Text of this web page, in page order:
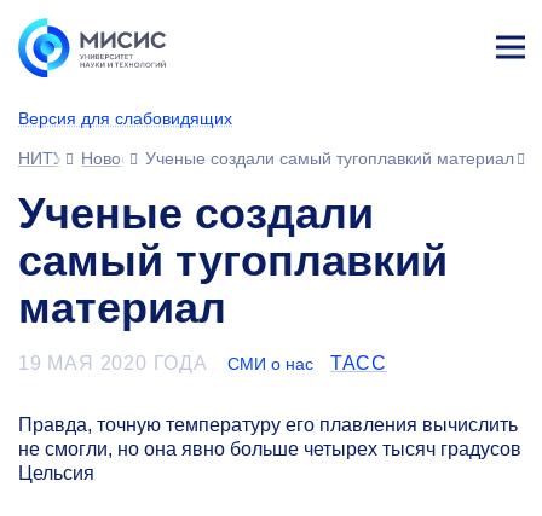
Версия для слабовидящих
ине
НИТУ МИСИС
НовостиУченые создали самый тугоплавкий материал
Ученые создали
самый тугоплавкий
материал
19 МАЯ 2020 ГОДА СМИ о нас ТАСС
Правда, точную температуру его плавления вычислить
не смогли, но она явно больше четырех тысяч градусов
Цельсия